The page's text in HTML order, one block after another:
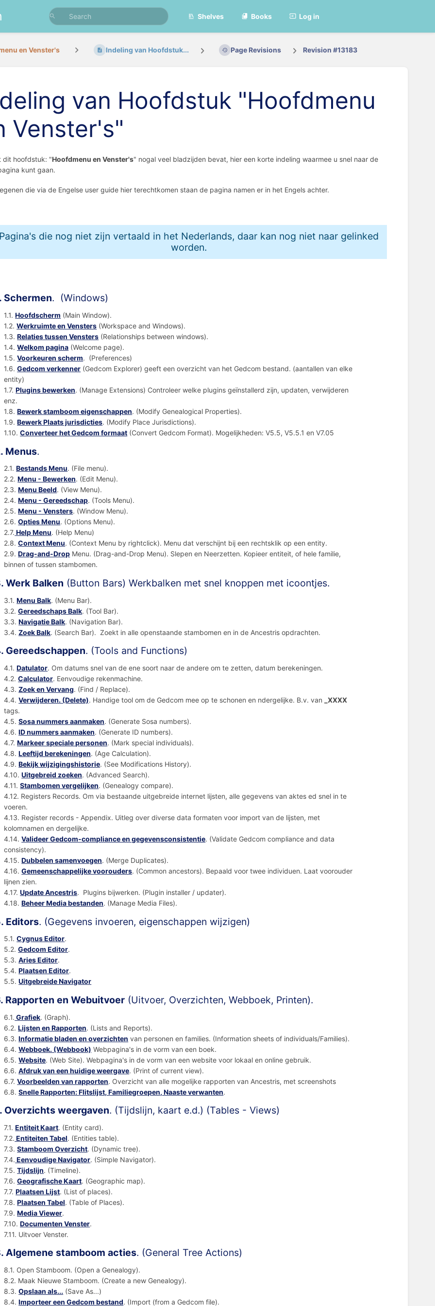
Shelves Books Log in
en Venster's Indeling van Hoofdstuk... Page Revisions Revision #13183
van Hoofdstuk "Hoofdmenu
Venster's"
dit hoofdstuk: "Hoofdmenu en Venster's" nogal veel bladzijden bevat, hier een korte indeling waarmee u snel naar de
kunt gaan.
die via de Engelse user guide hier terechtkomen staan de pagina namen er in het Engels achter.
die nog niet zijn vertaald in het Nederlands, daar kan nog niet naar gelinked
worden.
Schermen. (Windows)
1.1.Hoofdscherm (Main Window).
1.2.Werkruimte en Vensters (Workspace and Windows).
1.3.Relaties tussen Vensters (Relationships between windows).
1.4.Welkom pagina (Welcome page).
1.5.Voorkeuren scherm. (Preferences)
1.6.Gedcom verkenner (Gedcom Explorer) geeft een overzicht van het Gedcom bestand. (aantallen van elke
entity)
1.7.Plugins bewerken. (Manage Extensions) Controleer welke plugins geïnstallerd zijn, updaten, verwijderen
enz.
1.8.Bewerk stamboom eigenschappen. (Modify Genealogical Properties).
1.9.Bewerk Plaats jurisdicties. (Modify Place Jurisdictions).
1.10.Converteer het Gedcom formaat (Convert Gedcom Format). Mogelijkheden: V5.5, V5.5.1 en V7.05
Menus.
2.1.Bestands Menu. (File menu).
2.2.Menu - Bewerken. (Edit Menu).
2.3.Menu Beeld. (View Menu).
2.4.Menu - Gereedschap. (Tools Menu).
2.5.Menu - Vensters. (Window Menu).
2.6.Opties Menu. (Options Menu).
2.7. Help Menu. (Help Menu)
2.8.Context Menu. (Context Menu by rightclick). Menu dat verschijnt bij een rechtsklik op een entity.
2.9.Drag-and-Drop Menu. (Drag-and-Drop Menu). Slepen en Neerzetten. Kopieer entiteit, of hele familie,
binnen of tussen stambomen.
Werk Balken (Button Bars) Werkbalken met snel knoppen met icoontjes.
3.1.Menu Balk. (Menu Bar).
3.2.Gereedschaps Balk. (Tool Bar).
3.3.Navigatie Balk. (Navigation Bar).
3.4.Zoek Balk. (Search Bar). Zoekt in alle openstaande stambomen en in de Ancestris opdrachten.
Gereedschappen. (Tools and Functions)
4.1.Datulator. Om datums snel van de ene soort naar de andere om te zetten, datum berekeningen.
4.2.Calculator. Eenvoudige rekenmachine.
4.3.Zoek en Vervang. (Find / Replace).
4.4.Verwijderen. (Delete). Handige tool om de Gedcom mee op te schonen en ndergelijke. B.v. van
_XXXX
tags.
4.5.Sosa nummers aanmaken. (Generate Sosa numbers).
4.6.ID nummers aanmaken. (Generate ID numbers).
4.7.Markeer speciale personen. (Mark special individuals).
4.8.Leeftijd berekeningen. (Age Calculation).
4.9.Bekijk wijzigingshistorie. (See Modifications History).
4.10.Uitgebreid zoeken. (Advanced Search).
4.11.Stambomen vergelijken. (Genealogy compare).
4.12. Registers Records. Om via bestaande uitgebreide internet lijsten, alle gegevens van aktes ed snel in te
voeren.
4.13. Register records - Appendix. Uitleg over diverse data formaten voor import van de lijsten, met
kolomnamen en dergelijke.
4.14.Valideer Gedcom-compliance en gegevensconsistentie. (Validate Gedcom compliance and data
consistency).
4.15.Dubbelen samenvoegen. (Merge Duplicates).
4.16.Gemeenschappelijke voorouders. (Common ancestors). Bepaald voor twee individuen. Laat voorouder
lijnen zien.
4.17.Update Ancestris. Plugins bijwerken. (Plugin installer / updater).
4.18.Beheer Media bestanden. (Manage Media Files).
Editors. (Gegevens invoeren, eigenschappen wijzigen)
5.1.Cygnus Editor.
5.2.Gedcom Editor.
5.3.Aries Editor.
5.4.Plaatsen Editor.
5.5.Uitgebreide Navigator
Rapporten en Webuitvoer (Uitvoer, Overzichten, Webboek, Printen).
6.1. Grafiek. (Graph).
6.2.Lijsten en Rapporten. (Lists and Reports).
6.3.Informatie bladen en overzichten van personen en families. (Information sheets of individuals/Families).
6.4.Webboek. (Webbook) Webpagina's in de vorm van een boek.
6.5.Website. (Web Site). Webpagina's in de vorm van een website voor lokaal en online gebruik.
6.6.Afdruk van een huidige weergave. (Print of current view).
6.7.Voorbeelden van rapporten. Overzicht van alle mogelijke rapporten van Ancestris, met screenshots
6.8.Snelle Rapporten: Flitslijst, Familiegroepen, Naaste verwanten.
Overzichts weergaven. (Tijdslijn, kaart e.d.) (Tables - Views)
7.1.Entiteit Kaart. (Entity card).
7.2. Entiteiten Tabel. (Entities table).
7.3.Stamboom Overzicht. (Dynamic tree).
7.4. Eenvoudige Navigator. (Simple Navigator).
7.5.Tijdslijn. (Timeline).
7.6.Geografische Kaart. (Geographic map).
7.7.Plaatsen Lijst. (List of places).
7.8.Plaatsen Tabel. (Table of Places).
7.9.Media Viewer.
7.10.Documenten Venster.
7.11. Uitvoer Venster.
Algemene stamboom acties. (General Tree Actions)
8.1. Open Stamboom. (Open a Genealogy).
8.2. Maak Nieuwe Stamboom. (Create a new Genealogy).
8.3.Opslaan als... (Save As...)
8.4.Importeer een Gedcom bestand. (Import (from a Gedcom file).